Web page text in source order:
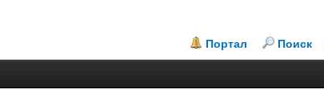
Портал Поиск